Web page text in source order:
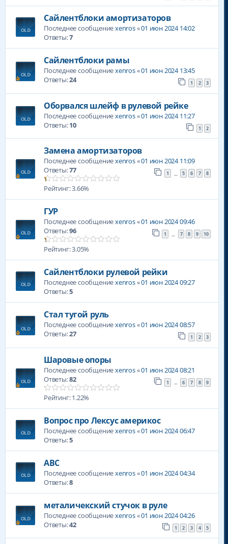
Сайлентблоки амортизаторов
Последнее сообщениеxenros«01 июн 2024 14:02
Ответы:7
Сайлентблоки рамы
Последнее сообщениеxenros«01 июн 2024 13:45
Ответы:24 1 2 3
Оборвался шлейф в рулевой рейке
Последнее сообщениеxenros«01 июн 2024 11:27
Ответы:10 1 2
Замена амортизаторов
Последнее сообщениеxenros«01 июн 2024 11:09
Ответы:77 1 … 5 6 7 8
Рейтинг: 3.66%
ГУР
Последнее сообщениеxenros«01 июн 2024 09:46
Ответы:96 1 … 7 8 9 10
Рейтинг: 3.05%
Сайлентблоки рулевой рейки
Последнее сообщениеxenros«01 июн 2024 09:27
Ответы:5
Стал тугой руль
Последнее сообщениеxenros«01 июн 2024 08:57
Ответы:27 1 2 3
Шаровые опоры
Последнее сообщениеxenros«01 июн 2024 08:21
Ответы:82 1 … 6 7 8 9
Рейтинг: 1.22%
Вопрос про Лексус америкос
Последнее сообщениеxenros«01 июн 2024 06:47
Ответы:5
АВС
Последнее сообщениеxenros«01 июн 2024 04:34
Ответы:8
металичекский стучок в руле
Последнее сообщениеxenros«01 июн 2024 04:26
Ответы:42 1 2 3 4 5